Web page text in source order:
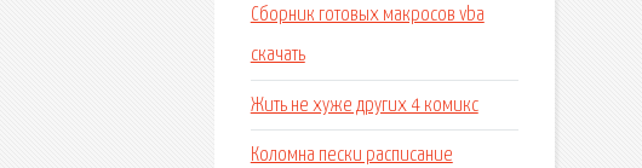
Сборник готовых макросов vba
скачать
Жить не хуже других 4 комикс
Коломна пески расписание